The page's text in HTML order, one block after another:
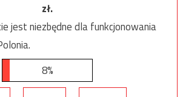
zł.
jest niezbędne dla funkcjonowania
8%